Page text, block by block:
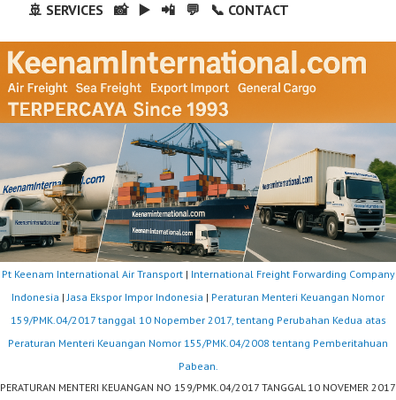
🚢 SERVICES
📸 ▶️ 📲 💬 📞 CONTACT
Pt Keenam International Air Transport| International Freight Forwarding Company
Indonesia | Jasa Ekspor Impor Indonesia | Peraturan Menteri Keuangan Nomor
159/PMK.04/2017 tanggal 10 Nopember 2017, tentang Perubahan Kedua atas
Peraturan Menteri Keuangan Nomor 155/PMK.04/2008 tentang Pemberitahuan
Pabean.
PERATURAN MENTERI KEUANGAN NO 159/PMK.04/2017 TANGGAL 10 NOVEMER 2017